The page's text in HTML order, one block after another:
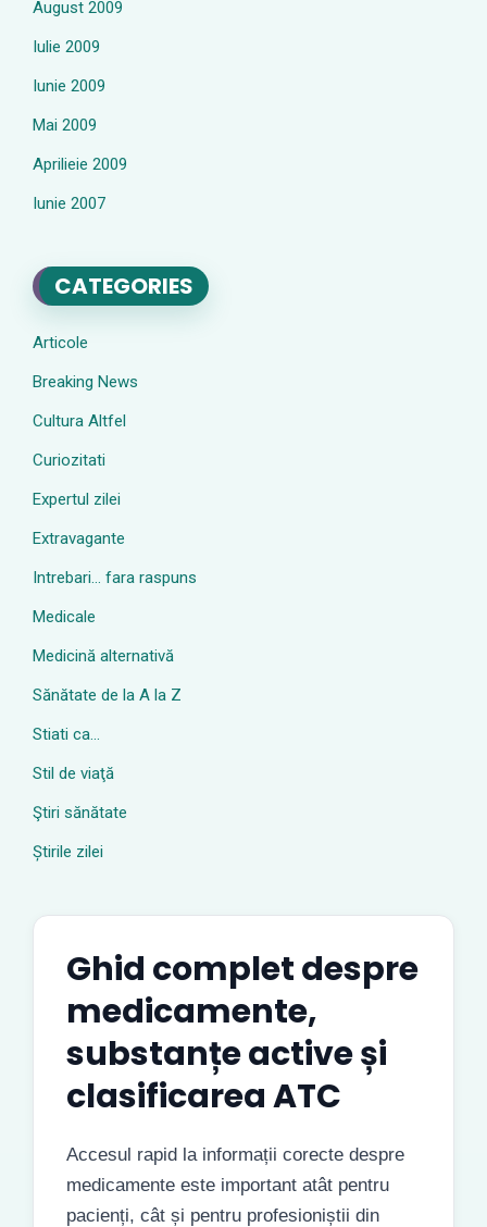
August 2009
Iulie 2009
Iunie 2009
Mai 2009
Aprilieie 2009
Iunie 2007
CATEGORIES
Articole
Breaking News
Cultura Altfel
Curiozitati
Expertul zilei
Extravagante
Intrebari… fara raspuns
Medicale
Medicină alternativă
Sănătate de la A la Z
Stiati ca…
Stil de viaţă
Ştiri sănătate
Știrile zilei
Ghid complet despre
medicamente,
substanțe active și
clasificarea ATC
Accesul rapid la informații corecte despre
medicamente este important atât pentru
pacienți, cât și pentru profesioniștii din